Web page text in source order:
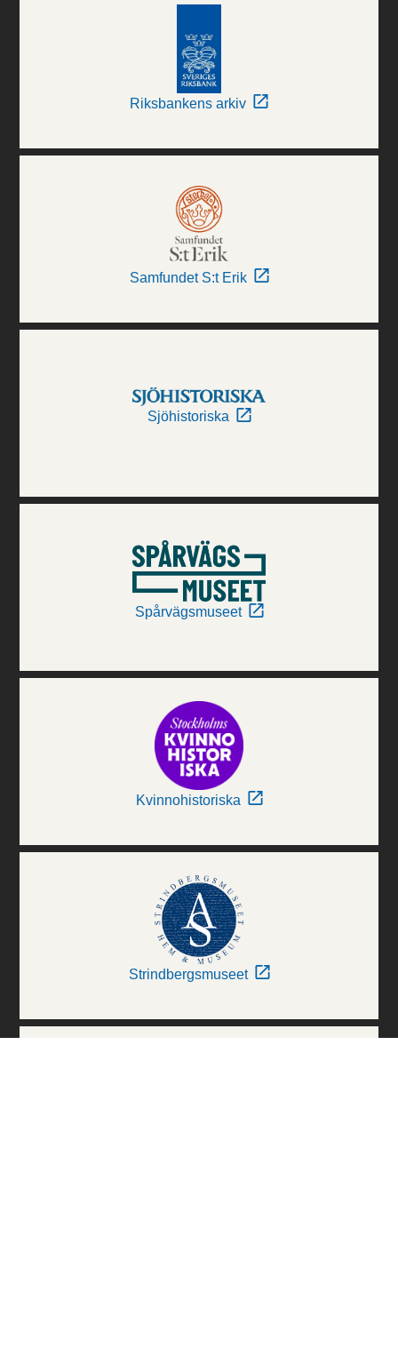
Riksbankens arkiv
Samfundet S:t Erik
Sjöhistoriska
Spårvägsmuseet
Kvinnohistoriska
Strindbergsmuseet